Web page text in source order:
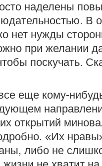
наделены
В
нет нужды
при желании
поскучать.
еще кому-
открытий
«Их
либо не